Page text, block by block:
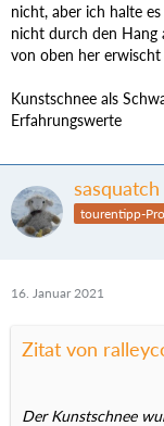
nicht, aber ich halte
nicht durch den Hang
von oben her erwischt
Kunstschnee als
Erfahrungswerte
sasquatch
tourentipp-
16. Januar 2021
Zitat von
Der Kunstschnee